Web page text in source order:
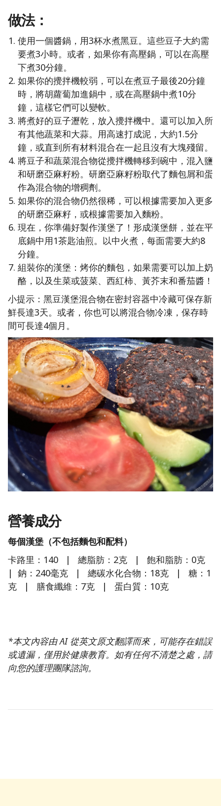
做法：
使用一個醬鍋，用3杯水煮黑豆。這些豆子大約需
要煮3小時。或者，如果你有高壓鍋，可以在高壓
下煮30分鐘。
如果你的攪拌機較弱，可以在煮豆子最後20分鐘
時，將胡蘿蔔加進鍋中，或在高壓鍋中煮10分
鐘，這樣它們可以變軟。
將煮好的豆子瀝乾，放入攪拌機中。還可以加入所
有其他蔬菜和大蒜。用高速打成泥，大約1.5分
鐘，或直到所有材料混合在一起且沒有大塊殘留。
將豆子和蔬菜混合物從攪拌機轉移到碗中，混入鹽
和研磨亞麻籽粉。研磨亞麻籽粉取代了麵包屑和蛋
作為混合物的增稠劑。
如果你的混合物仍然很稀，可以根據需要加入更多
的研磨亞麻籽，或根據需要加入麵粉。
現在，你準備好製作漢堡了！形成漢堡餅，並在平
底鍋中用1茶匙油煎。以中火煮，每面需要大約8
分鐘。
組裝你的漢堡：烤你的麵包，如果需要可以加上奶
酪，以及生菜或菠菜、西紅柿、黃芥末和番茄醬！
小提示：黑豆漢堡混合物在密封容器中冷藏可保存新
鮮長達3天。或者，你也可以將混合物冷凍，保存時
間可長達4個月。
營養成分
每個漢堡（不包括麵包和配料）
卡路里：140 | 總脂肪：2克 | 飽和脂肪：0克
| 鈉：240毫克 | 總碳水化合物：18克 | 糖：1
克 | 膳食纖維：7克 | 蛋白質：10克
*本文內容由 AI 從英文原文翻譯而來，可能存在錯誤
或遺漏，僅用於健康教育。如有任何不清楚之處，請
向您的護理團隊諮詢。